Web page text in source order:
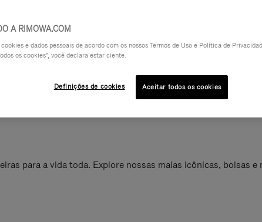
para a vida toda. Explore nossas malas icônicas, bolsas e
A RIMOWA.COM
e dados pessoais de acordo com os nossos Termos de Uso e Política de
os cookies", você declara estar ciente.
Definições de cookies Aceitar todos os cookies